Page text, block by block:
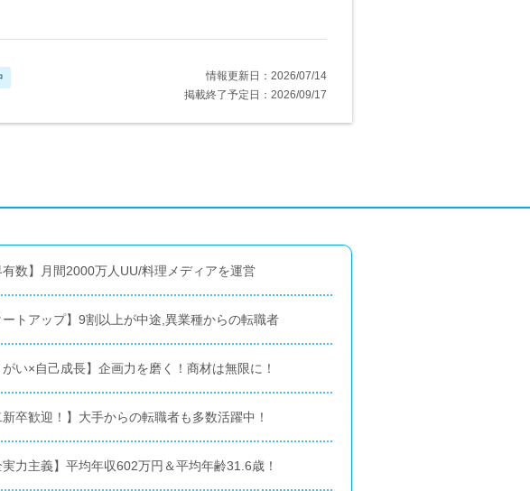
情報更新日：2026/07/14
掲載終了予定日：2026/09/17
有数】月間2000万人UU/料理メディアを運営
ートアップ】9割以上が中途,異業種からの転職者
がい×自己成長】企画力を磨く！商材は無限に！
新卒歓迎！】大手からの転職者も多数活躍中！
実力主義】平均年収602万円＆平均年齢31.6歳！